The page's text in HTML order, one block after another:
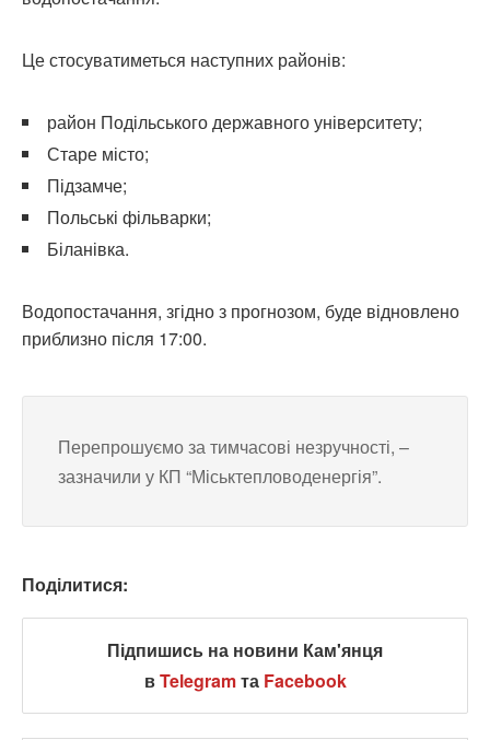
Це стосуватиметься наступних районів:
район Подільського державного університету;
Старе місто;
Підзамче;
Польські фільварки;
Біланівка.
Водопостачання, згідно з прогнозом, буде відновлено
приблизно після 17:00.
Перепрошуємо за тимчасові незручності, –
зазначили у КП “Міськтепловоденергія”.
Поділитися:
Підпишись на новини Кам'янця
вTelegramта Facebook